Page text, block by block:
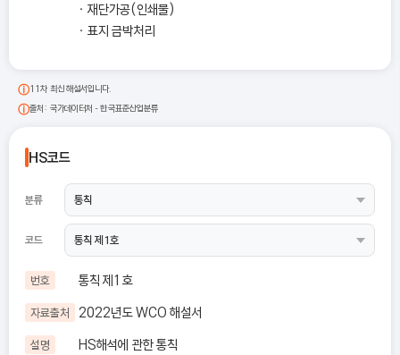
재단가공(인쇄물)
표지 금박처리
11차 최신 해설서입니다.
출처: 국가데이터처 - 한국표준산업분류
HS코드
분류
코드
번호 통칙 제1호
자료출처 2022년도 WCO 해설서
설명
HS해석에 관한 통칙